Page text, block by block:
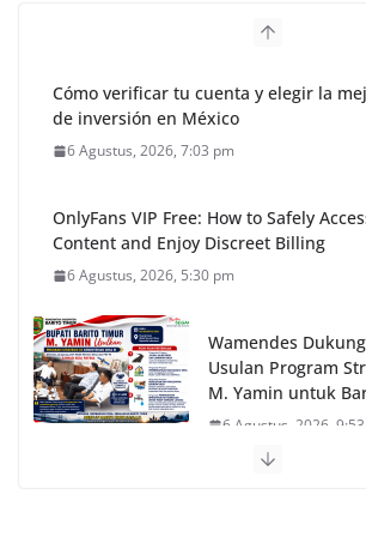
Cómo verificar tu cuenta y elegir la
de inversión en México
6 Agustus, 2026, 7:03 pm
OnlyFans VIP Free: How to Safely
Content and Enjoy Discreet Billing
6 Agustus, 2026, 5:30 pm
Wamendes
Usulan Program
M. Yamin untuk
6 Agustus, 2026,